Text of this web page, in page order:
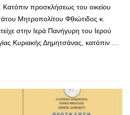
Κατόπιν προσκλήσεως του οικείου
Μητροπολίτου Φθιώτιδος κ.
στην Ιερά Πανήγυρη του Ιερού
Κυριακής Δημητσάνας, κατόπιν …